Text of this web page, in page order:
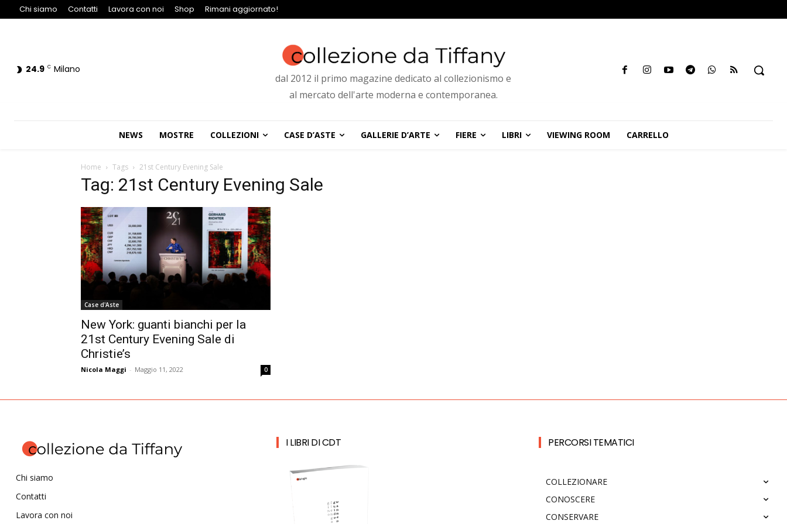
Chi siamo Contatti Lavora con noi Shop Rimani aggiornato!
24.9 C Milano
dal 2012 il primo magazine dedicato al collezionismo e
al mercato dell'arte moderna e contemporanea.
NEWS MOSTRE COLLEZIONI CASE D’ASTE GALLERIE D’ARTE FIERE LIBRI VIEWING ROOM CARRELLO
Home Tags 21st Century Evening Sale
Tag: 21st Century Evening Sale
Case d'Aste
New York: guanti bianchi per la
21st Century Evening Sale di
Christie’s
Nicola Maggi - Maggio 11, 2022 0
Chi siamo
Contatti
Lavora con noi
I LIBRI DI CDT PERCORSI TEMATICI
COLLEZIONARE
CONOSCERE
CONSERVARE